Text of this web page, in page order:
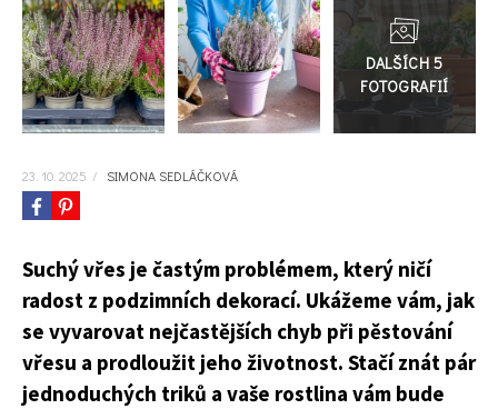
do
galerie
23. 10. 2025 / SIMONA SEDLÁČKOVÁ
Suchý vřes je častým problémem, který ničí
radost z podzimních dekorací. Ukážeme vám, jak
se vyvarovat nejčastějších chyb při pěstování
vřesu a prodloužit jeho životnost. Stačí znát pár
jednoduchých triků a vaše rostlina vám bude